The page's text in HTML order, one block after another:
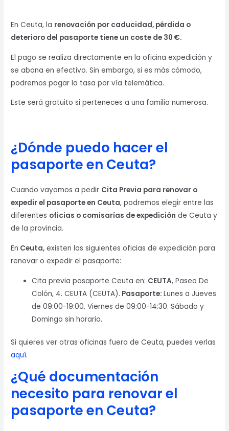
En Ceuta, la renovación por caducidad, pérdida o
deterioro del pasaporte tiene un coste de 30 €.
El pago se realiza directamente en la oficina expedición y
se abona en efectivo. Sin embargo, si es más cómodo,
podremos pagar la tasa por vía telemática.
Este será gratuito si perteneces a una familia numerosa.
¿Dónde puedo hacer el
pasaporte en Ceuta?
Cuando vayamos a pedir Cita Previa para renovar o
expedir el pasaporte en Ceuta, podremos elegir entre las
diferentes oficias o comisarías de expedición de Ceuta y
de la provincia.
En Ceuta, existen las siguientes oficias de expedición para
renovar o expedir el pasaporte:
Cita previa pasaporte Ceuta en: CEUTA, Paseo De
Colón, 4. CEUTA (CEUTA). Pasaporte: Lunes a Jueves
de 09:00-19:00. Viernes de 09:00-14:30. Sábado y
Domingo sin horario.
Si quieres ver otras oficinas fuera de Ceuta, puedes verlas
aquí.
¿Qué documentación
necesito para renovar el
pasaporte en Ceuta?